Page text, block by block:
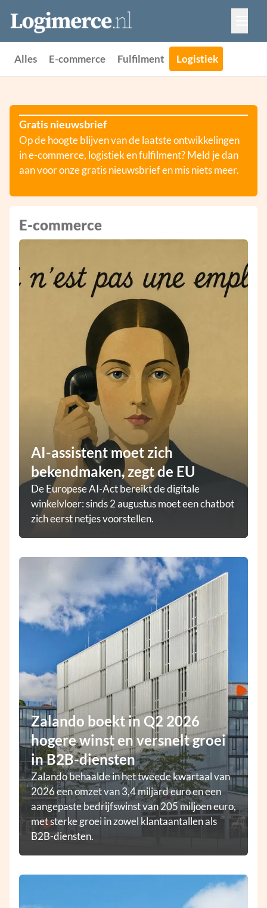
Vacatures
Events
Alles E-commerce Fulfilment Logistiek
Gratis nieuwsbrief
Op de hoogte blijven van de laatste ontwikkelingen
in e-commerce, logistiek en fulfilment? Meld je dan
aan voor onze gratis nieuwsbrief en mis niets meer.
E-commerce
AI-assistent moet zich
bekendmaken, zegt de EU
De Europese AI-Act bereikt de digitale
winkelvloer: sinds 2 augustus moet een chatbot
zich eerst netjes voorstellen.
Zalando boekt in Q2 2026
hogere winst en versnelt groei
in B2B-diensten
Zalando behaalde in het tweede kwartaal van
2026 een omzet van 3,4 miljard euro en een
aangepaste bedrijfswinst van 205 miljoen euro,
met sterke groei in zowel klantaantallen als
B2B-diensten.